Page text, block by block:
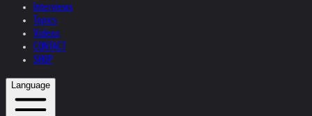
Interviews
Topics
Videos
CONTACT
SHOP
Language